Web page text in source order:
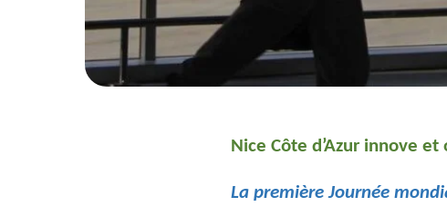
Nice Côte d’Azur innove et
La première Journée